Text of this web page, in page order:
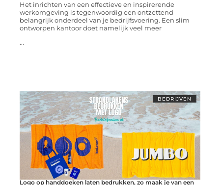
Het inrichten van een effectieve en inspirerende
werkomgeving is tegenwoordig een ontzettend
belangrijk onderdeel van je bedrijfsvoering. Een slim
ontworpen kantoor doet namelijk veel meer
...
BEDRIJVEN
Logo op handdoeken laten bedrukken, zo maak je van een